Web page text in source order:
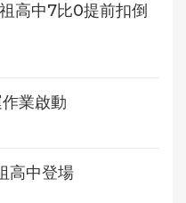
高中7比0提前扣倒
業啟動
高中登場